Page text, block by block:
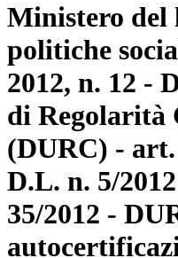
Ministero del
politiche
2012, n. 12 -
di
(DURC) - art.
D.L. n. 5/
35/2012 -